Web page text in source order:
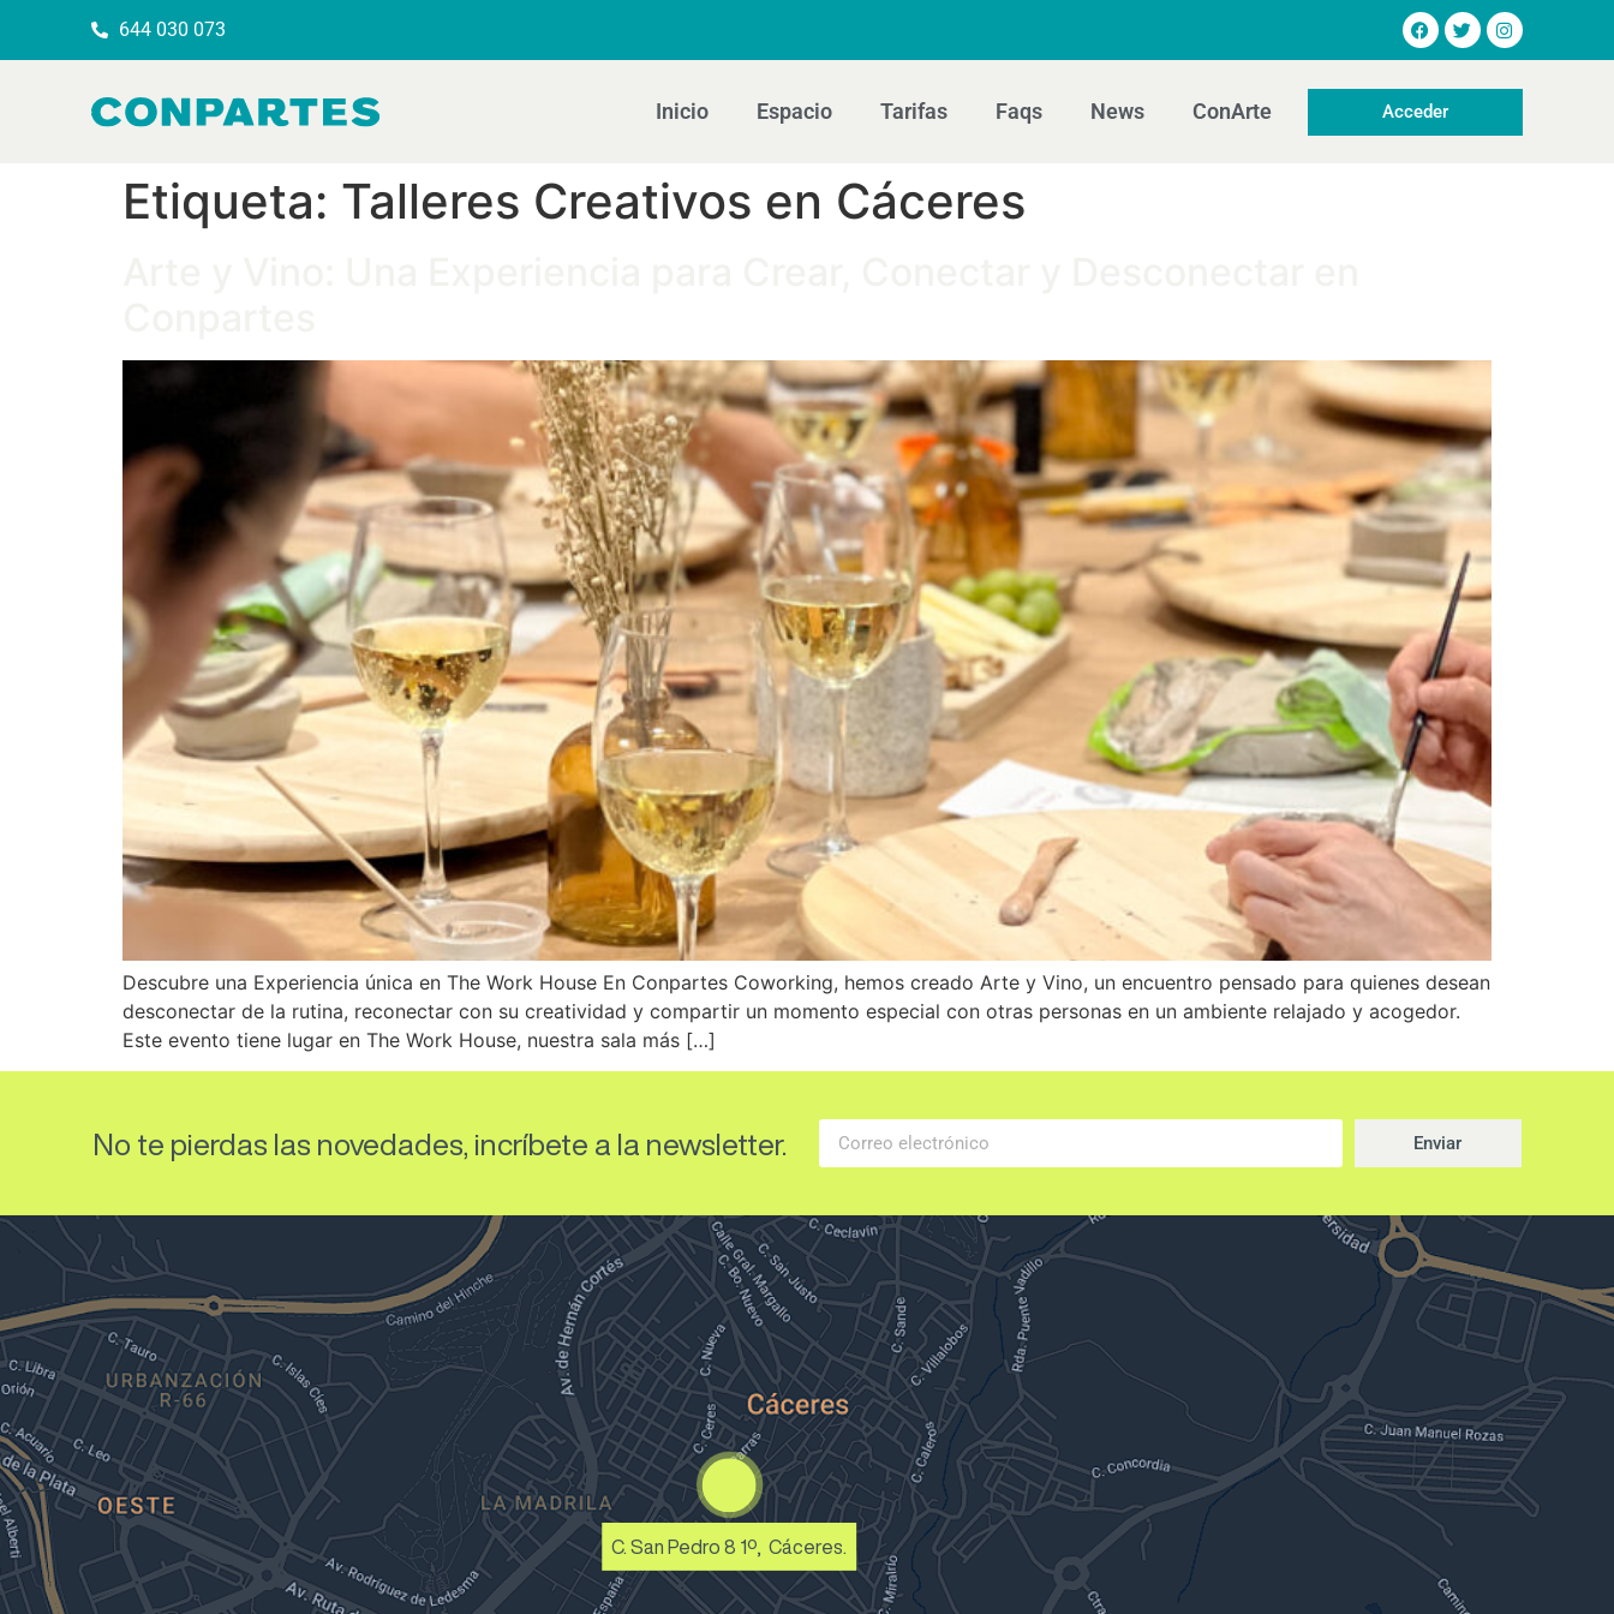
644 030 073
Inicio Espacio Tarifas Faqs News ConArte Acceder
Etiqueta: Talleres Creativos en Cáceres
Descubre una Experiencia única en The Work House En Conpartes Coworking, hemos creado Arte y Vino, un encuentro pensado para quienes desean
desconectar de la rutina, reconectar con su creatividad y compartir un momento especial con otras personas en un ambiente relajado y acogedor.
Este evento tiene lugar en The Work House, nuestra sala más […]
No te pierdas las novedades, incríbete a la newsletter. Enviar
C. San Pedro 8 1º, Cáceres.